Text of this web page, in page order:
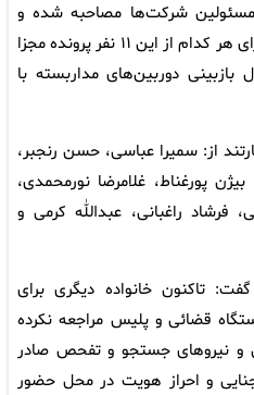
مسئولین شرکت‌ها مصاحبه شده و
اظهارات آن‌ها اخذ شده است و برای هر کدام از این ۱۱ نفر پرونده مجزا
دوربین‌های مداربسته با
از: سمیرا عباسی، حسن رنجبر،
پورغناط، غلامرضا نورمحمدی،
فرشاد راغبانی، عبدالله کرمی و
تاکنون خانواده دیگری برای
قضائی و پلیس مراجعه نکرده
و نیروهای جستجو و تفحص صادر
و احراز هویت در محل حضور